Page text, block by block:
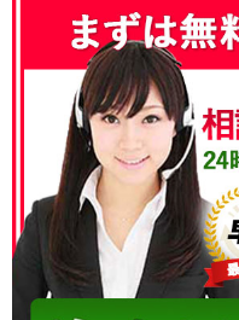
050-